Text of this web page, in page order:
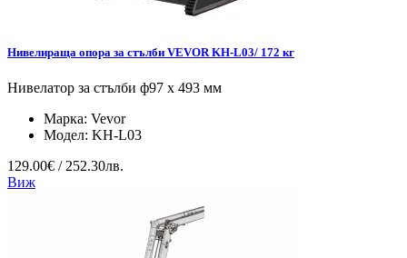
Нивелираща опора за стълби VEVOR KH-L03/ 172 кг
Нивелатор за стълби ф97 x 493 мм
Марка: Vevor
Модел: KH-L03
129.00€ / 252.30лв.
Виж